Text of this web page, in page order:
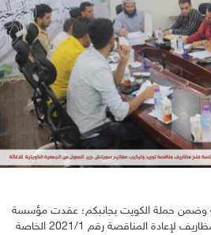
وضمن حملة الكويت بجانبكم؛ عقدت مؤسسة
ينابيع الخير الخيرية جلسة فتح مظاريف لإعادة المناقصة رقم 2021/1 الخاصة